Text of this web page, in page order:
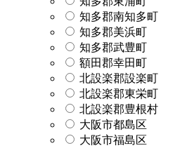
知多郡南知多町
知多郡美浜町
知多郡武豊町
額田郡幸田町
北設楽郡設楽町
北設楽郡東栄町
北設楽郡豊根村
大阪市都島区
大阪市福島区